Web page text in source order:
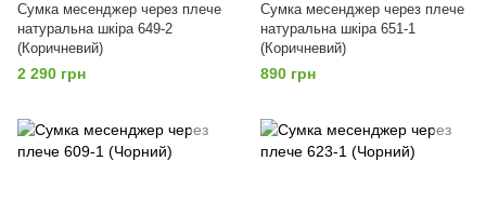
Сумка месенджер через плече
натуральна шкіра 649-2
(Коричневий)
2 290 грн
Сумка месенджер через плече
натуральна шкіра 651-1
(Коричневий)
890 грн